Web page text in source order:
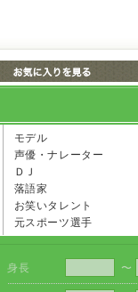
モデル
声優・ナレーター
ＤＪ
落語家
お笑いタレント
元スポーツ選手
身長 〜